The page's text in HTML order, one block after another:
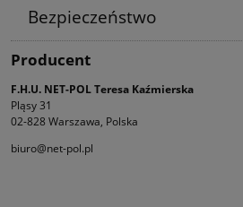
Bezpieczeństwo
Producent
F.H.U. NET-POL Teresa Kaźmierska
Pląsy 31
02-828 Warszawa, Polska
biuro@net-pol.pl